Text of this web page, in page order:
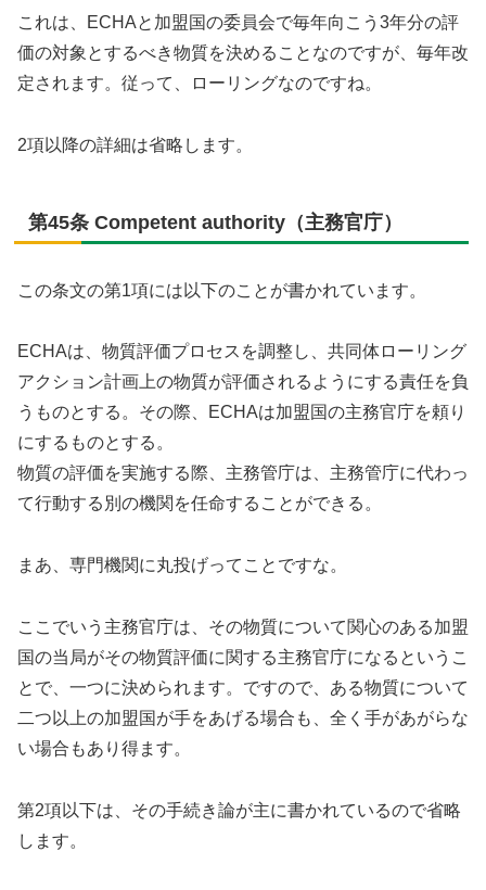
これは、ECHAと加盟国の委員会で毎年向こう3年分の評
価の対象とするべき物質を決めることなのですが、毎年改
定されます。従って、ローリングなのですね。
2項以降の詳細は省略します。
第45条 Competent authority（主務官庁）
この条文の第1項には以下のことが書かれています。
ECHAは、物質評価プロセスを調整し、共同体ローリング
アクション計画上の物質が評価されるようにする責任を負
うものとする。その際、ECHAは加盟国の主務官庁を頼り
にするものとする。
物質の評価を実施する際、主務管庁は、主務管庁に代わっ
て行動する別の機関を任命することができる。
まあ、専門機関に丸投げってことですな。
ここでいう主務官庁は、その物質について関心のある加盟
国の当局がその物質評価に関する主務官庁になるというこ
とで、一つに決められます。ですので、ある物質について
二つ以上の加盟国が手をあげる場合も、全く手があがらな
い場合もあり得ます。
第2項以下は、その手続き論が主に書かれているので省略
します。